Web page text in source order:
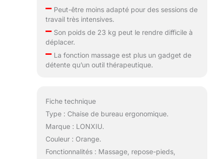
–Peut-être moins adapté pour des sessions de
travail très intensives.
–Son poids de 23 kg peut le rendre difficile à
déplacer.
–La fonction massage est plus un gadget de
détente qu’un outil thérapeutique.
Fiche technique
Type : Chaise de bureau ergonomique.
Marque : LONXIU.
Couleur : Orange.
Fonctionnalités : Massage, repose-pieds,